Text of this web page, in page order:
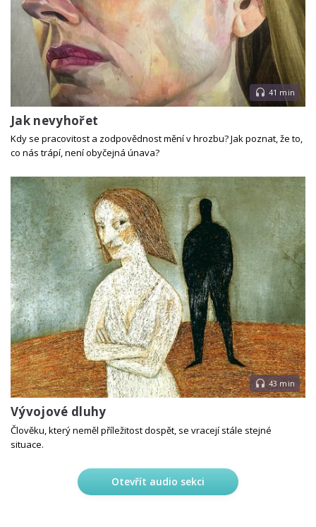
41 min
Jak nevyhořet
Kdy se pracovitost a zodpovědnost mění v hrozbu? Jak poznat, že to,
co nás trápí, není obyčejná únava?
43 min
Vývojové dluhy
Člověku, který neměl příležitost dospět, se vracejí stále stejné
situace.
Otevřít audio sekci